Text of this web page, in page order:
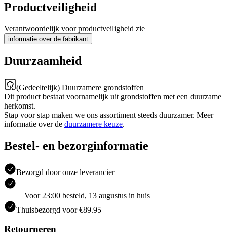
Productveiligheid
Verantwoordelijk voor productveiligheid zie
informatie over de fabrikant
Duurzaamheid
(Gedeeltelijk) Duurzamere grondstoffen
Dit product bestaat voornamelijk uit grondstoffen met een duurzame
herkomst.
Stap voor stap maken we ons assortiment steeds duurzamer. Meer
informatie over de duurzamere keuze.
Bestel- en bezorginformatie
Bezorgd door onze leverancier
Voor 23:00 besteld, 13 augustus in huis
Thuisbezorgd voor €89.95
Retourneren